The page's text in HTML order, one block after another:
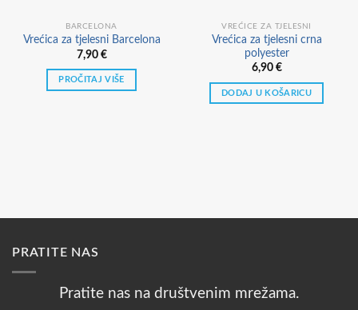
BARCELONA
Vrećica za tjelesni Barcelona
7,90 €
PROČITAJ VIŠE
VREĆICE ZA TJELESNI
Vrećica za tjelesni crna
polyester
6,90 €
DODAJ U KOŠARICU
PRATITE NAS
Pratite nas na društvenim mrežama.